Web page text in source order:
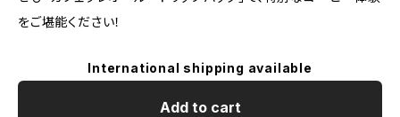
をご堪能ください！
International shipping available
Add to cart